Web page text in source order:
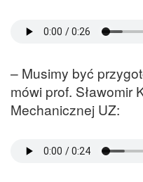
– Musimy być
mówi prof. Sławomir
Mechanicznej UZ: